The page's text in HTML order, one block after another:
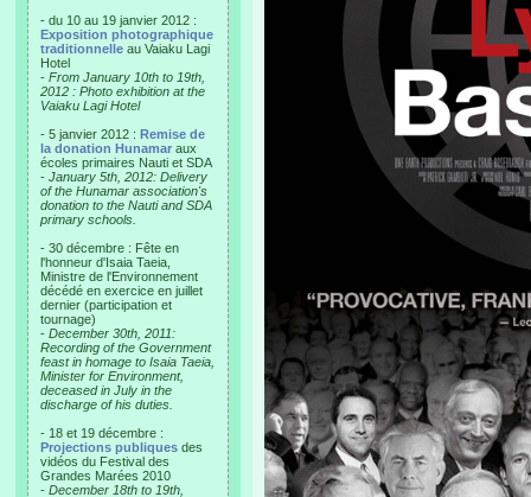
- du 10 au 19 janvier 2012 :
Exposition photographique
traditionnelle au Vaiaku Lagi
Hotel
- From January 10th to 19th,
2012 : Photo exhibition at the
Vaiaku Lagi Hotel
- 5 janvier 2012 : Remise de
la donation Hunamar aux
écoles primaires Nauti et SDA
- January 5th, 2012: Delivery
of the Hunamar association's
donation to the Nauti and SDA
primary schools.
- 30 décembre : Fête en
l'honneur d'Isaia Taeia,
Ministre de l'Environnement
décédé en exercice en juillet
dernier (participation et
tournage)
- December 30th, 2011:
Recording of the Government
feast in homage to Isaia Taeia,
Minister for Environment,
deceased in July in the
discharge of his duties.
- 18 et 19 décembre :
Projections publiques des
vidéos du Festival des
Grandes Marées 2010
- December 18th to 19th,